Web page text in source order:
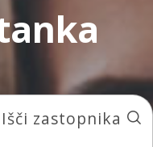
Išči zastopnika